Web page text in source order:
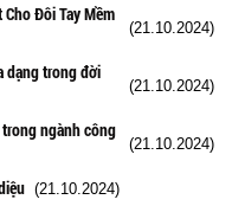
Đôi Tay Mềm
(21.10.2024)
dạng trong đời
(21.10.2024)
ngành công
(21.10.2024)
(21.10.2024)